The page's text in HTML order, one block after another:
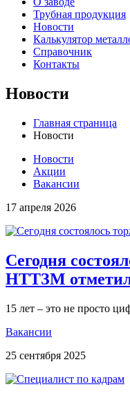
Трубная продукция
Новости
Калькулятор
Справочник
Контакты
Новости
Главная страница
Новости
Новости
Акции
Вакансии
17 апреля 2026
Сегодня
НТТЗМ отметил
15 лет – это не просто
Вакансии
25 сентября 2025